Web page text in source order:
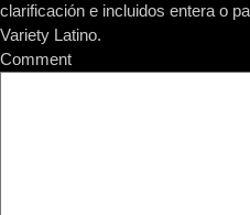
clarificación e incluidos entera o
Variety Latino.
Comment